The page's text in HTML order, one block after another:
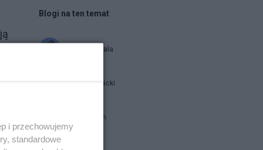
Blogi na ten temat
Siukum Balala
Jan Filip Libicki
brat Damian
i przechowujemy
standardowe